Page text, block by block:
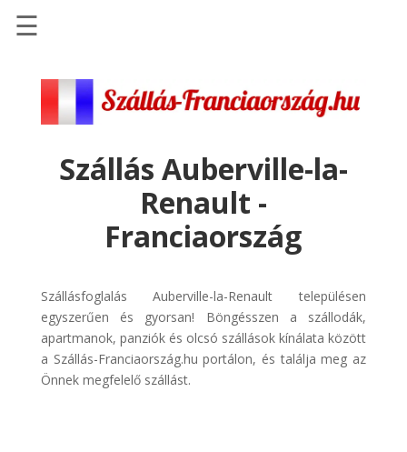
Szállások
Repülőjegy
pénzvisszatérítéssel
Autóbérlés
Cars
Transzfer
Kiwi
☰
Szállás Auberville-la-
Renault -
Franciaország
Szállásfoglalás Auberville-la-Renault településen
egyszerűen és gyorsan! Böngésszen a szállodák,
apartmanok, panziók és olcsó szállások kínálata között
a Szállás-Franciaország.hu portálon, és találja meg az
Önnek megfelelő szállást.